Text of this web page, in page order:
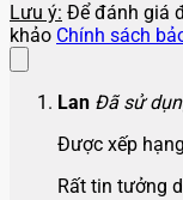
Lưu ý: Để đánh giá
khảo Chính sách
Lan Đã sử
Được xếp hạng
Rất tin tưởng